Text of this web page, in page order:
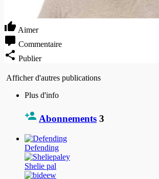
Aimer
Commentaire
Publier
Afficher d'autres publications
Plus d'info
Abonnements 3
Defending
Shelie pal